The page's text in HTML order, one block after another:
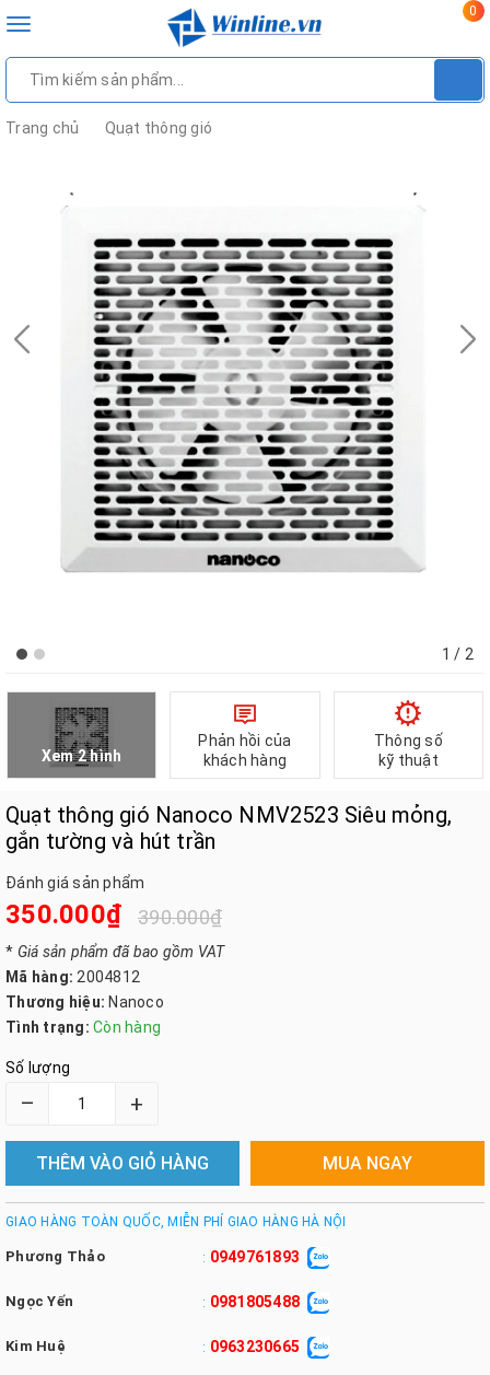
Toggle
0
Trang chủ Quạt thông gió
1 / 2
Xem 2 hình
Phản hồi của
khách hàng
Thông số
kỹ thuật
Quạt thông gió Nanoco NMV2523 Siêu mỏng,
gắn tường và hút trần
Đánh giá sản phẩm
350.000₫ 390.000₫
* Giá sản phẩm đã bao gồm VAT
Mã hàng: 2004812
Thương hiệu: Nanoco
Tình trạng: Còn hàng
Số lượng
– +
THÊM VÀO GIỎ HÀNG MUA NGAY
GIAO HÀNG TOÀN QUỐC, MIỄN PHÍ GIAO HÀNG HÀ NỘI
Phương Thảo : 0949761893
Ngọc Yến : 0981805488
Kim Huệ : 0963230665